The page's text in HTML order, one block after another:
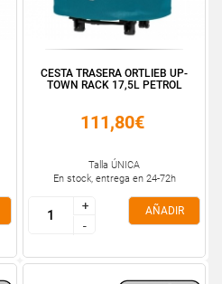
CESTA TRASERA ORTLIEB UP-
TOWN RACK 17,5L PETROL
111,80€
Talla ÚNICA
En stock, entrega en 24-72h
+
-
+
-
AÑADIR